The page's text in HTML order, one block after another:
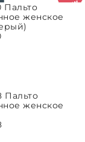
Пальто
женское
Пальто
женское